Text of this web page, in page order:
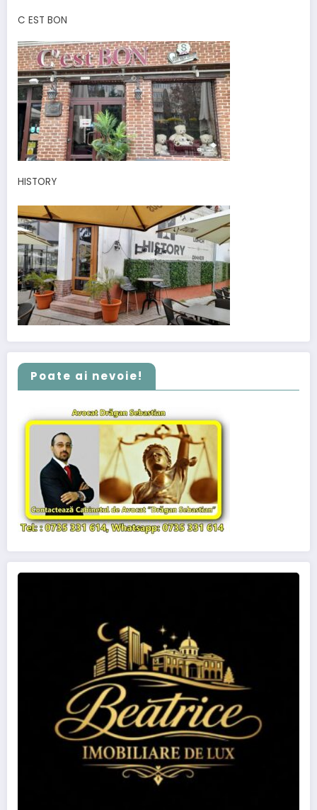
C EST BON
HISTORY
Poate ai nevoie!